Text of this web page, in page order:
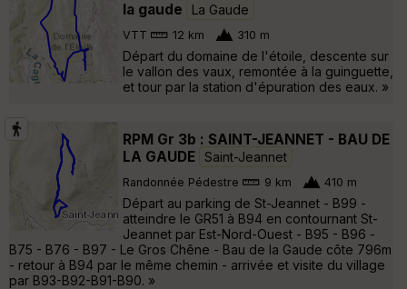
la gaude
La Gaude
VTT 12 km 310 m
Départ du domaine de l'étoile, descente sur
le vallon des vaux, remontée à la guinguette,
et tour par la station d'épuration des eaux. »
RPM Gr 3b : SAINT-JEANNET - BAU DE
LA GAUDE Saint-Jeannet
Randonnée Pédestre 9 km 410 m
Départ au parking de St-Jeannet - B99 -
atteindre le GR51 à B94 en contournant St-
Jeannet par Est-Nord-Ouest - B95 - B96 -
B75 - B76 - B97 - Le Gros Chêne - Bau de la Gaude côte 796m
- retour à B94 par le même chemin - arrivée et visite du village
par B93-B92-B91-B90. »